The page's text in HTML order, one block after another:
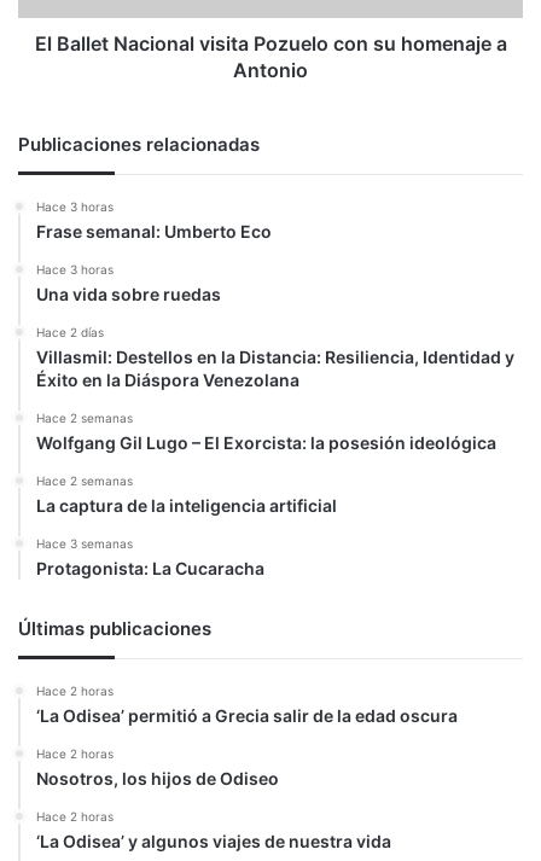
a
Antonio
El Ballet Nacional visita Pozuelo con su homenaje a
Antonio
Publicaciones relacionadas
Hace 3 horas
Frase semanal: Umberto Eco
Hace 3 horas
Una vida sobre ruedas
Hace 2 días
Villasmil: Destellos en la Distancia: Resiliencia, Identidad y
Éxito en la Diáspora Venezolana
Hace 2 semanas
Wolfgang Gil Lugo – El Exorcista: la posesión ideológica
Hace 2 semanas
La captura de la inteligencia artificial
Hace 3 semanas
Protagonista: La Cucaracha
Últimas publicaciones
Hace 2 horas
‘La Odisea’ permitió a Grecia salir de la edad oscura
Hace 2 horas
Nosotros, los hijos de Odiseo
Hace 2 horas
‘La Odisea’ y algunos viajes de nuestra vida